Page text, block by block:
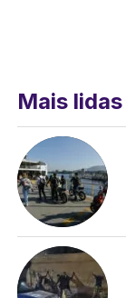
Mais lidas